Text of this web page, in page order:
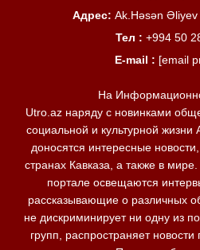
Адрес: Ak.Həsən
Тел : +994 50
E-mail : [email
На
Utro.az наряду с новинками
социальной и культурной
доносятся интересные
странах Кавказа, а также в
портале освещаются
рассказывающие о различных
не дискриминирует ни одну из
групп, распространяет